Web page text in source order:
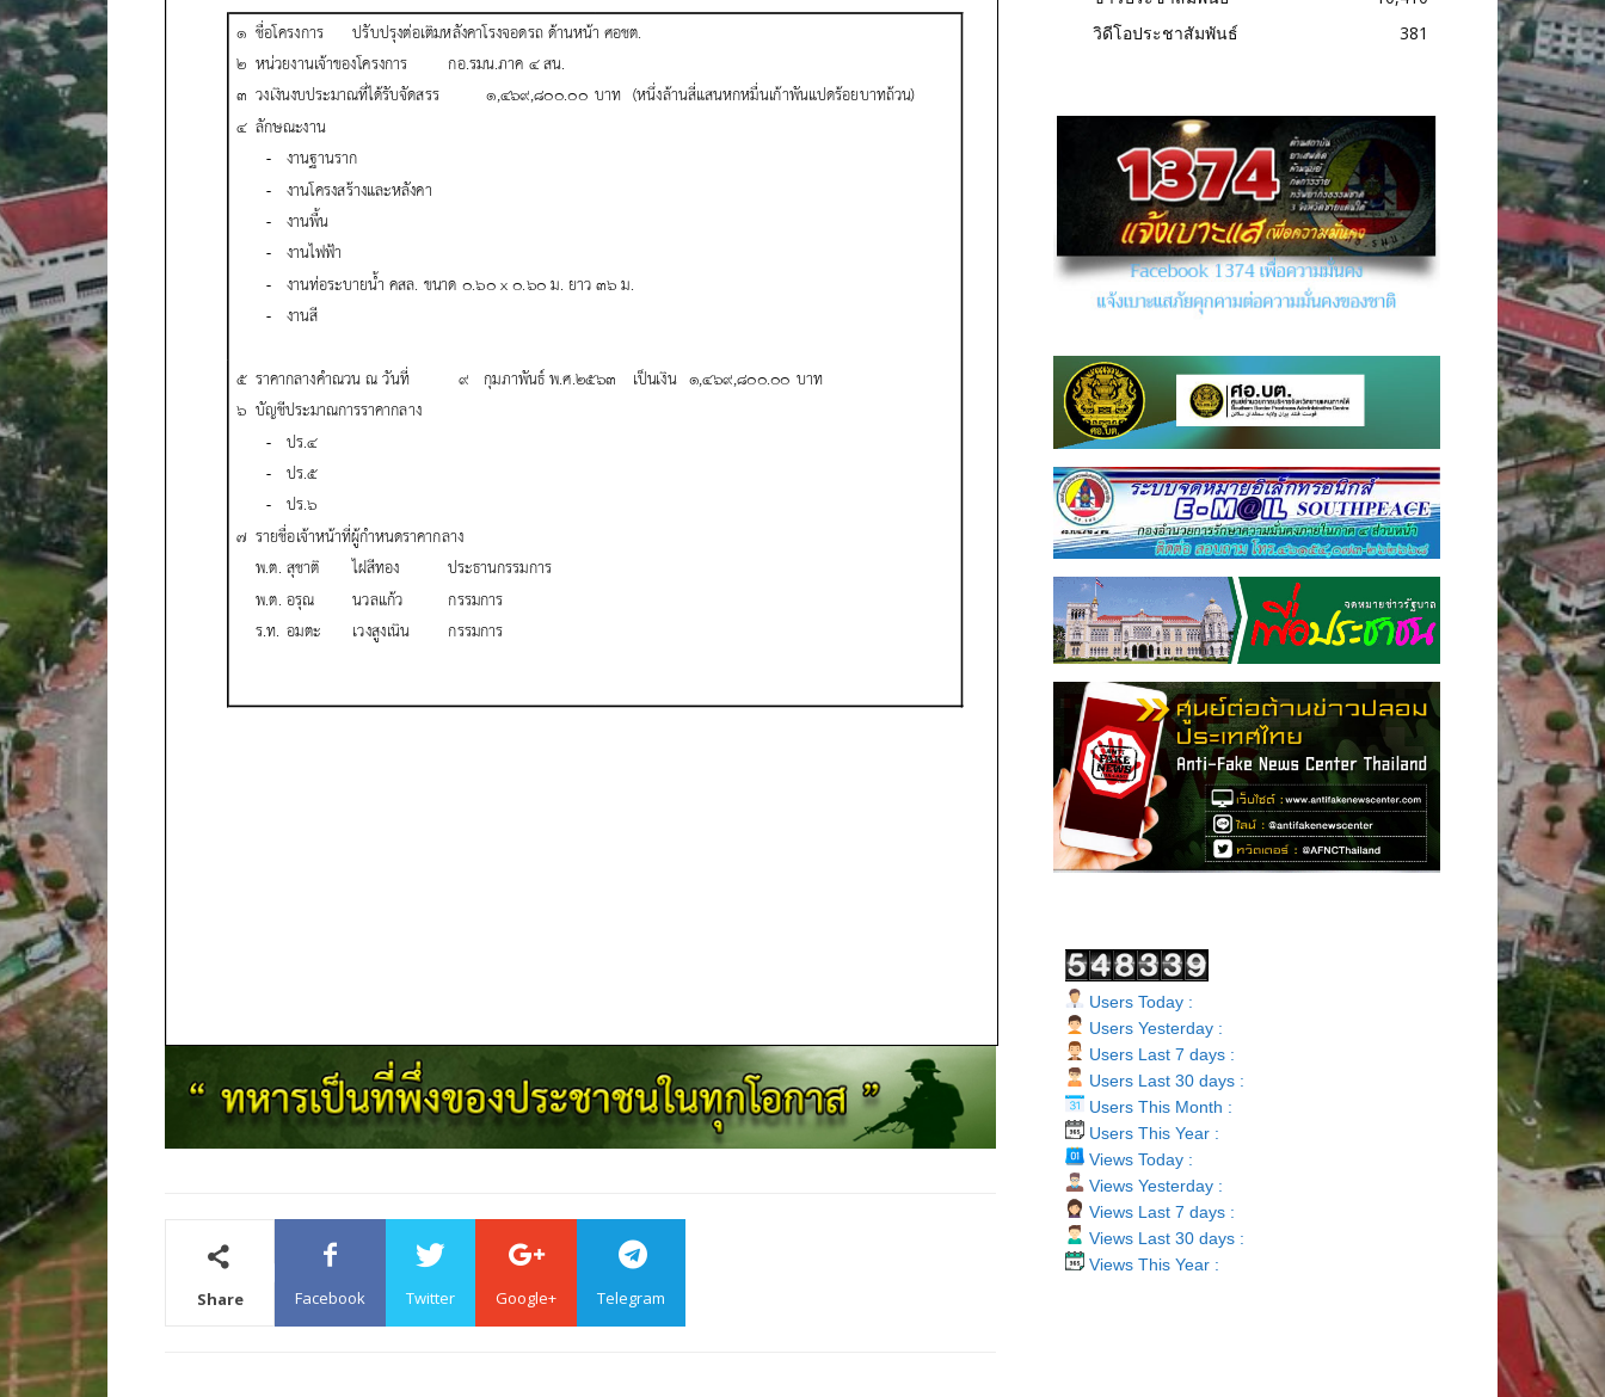
Share Facebook Twitter Google+ Telegram
วิดีโอประชาสัมพันธ์
381
Users Today :
Users Yesterday :
Users Last 7 days :
Users Last 30 days :
Users This Month :
Users This Year :
Views Today :
Views Yesterday :
Views Last 7 days :
Views Last 30 days :
Views This Year :